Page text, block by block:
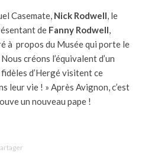
Casemate, Nick Rodwell, le
de Fanny Rodwell,
à propos du Musée qui porte le
Nous créons l’équivalent d’un
d’Hergé visitent ce
leur vie ! » Après Avignon, c’est
un nouveau pape !